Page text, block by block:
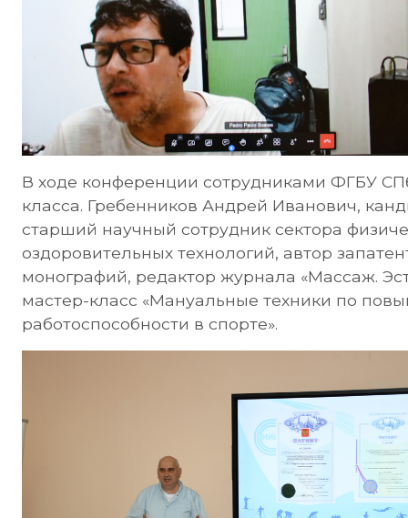
В ходе конференции сотрудниками ФГБУ
класса. Гребенников Андрей Иванович,
старший научный сотрудник сектора
оздоровительных технологий, автор
монографий, редактор журнала «Массаж.
мастер-класс «Мануальные техники по
работоспособности в спорте».